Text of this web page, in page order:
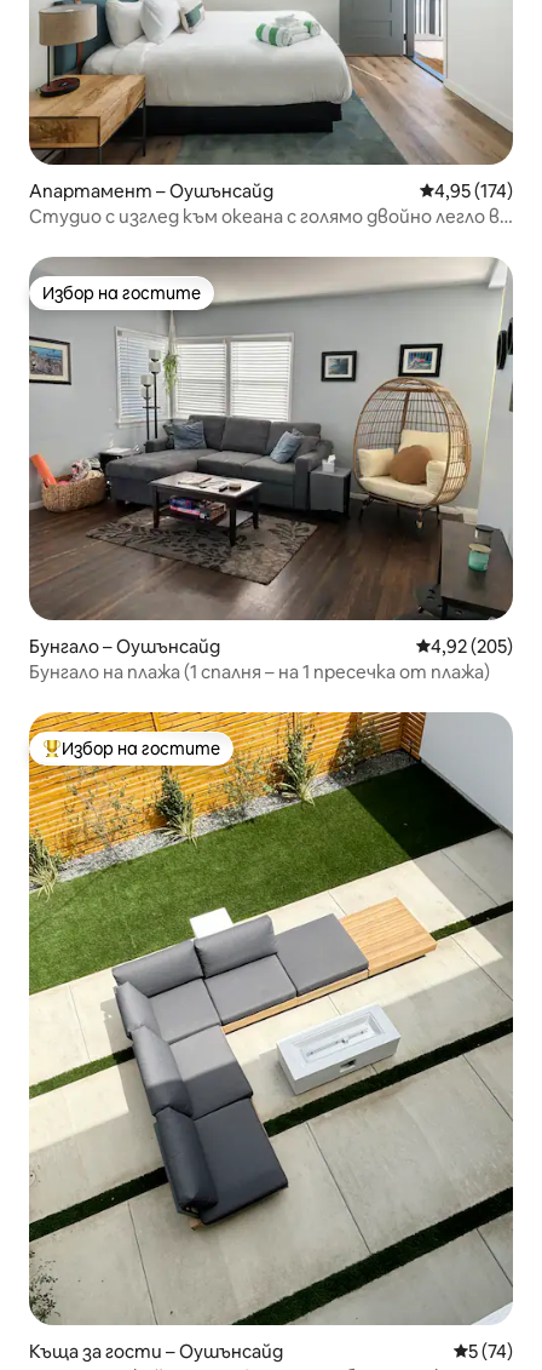
Апартамент – Оушънсайд Средна
4,95 (174)
Студио с изглед към океана с голямо двойно легло в
Избор на гостите
Избор на гостите
Бунгало – Оушънсайд Средна
4,92 (205)
Бунгало на плажа (1 спалня – на 1 пресечка от плажа)
Най-популярен избор на гостите
Избор на гостите
Къща за гости – Оушънсайд Средна
5 (74)